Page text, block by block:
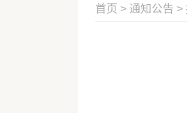
首页 > 通知公告 >